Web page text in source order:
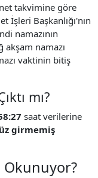
takvimine göre
İşleri Başkanlığı'nın
namazının
akşam namazı
vaktinin bitiş
mı?
saat verilerine
girmemiş
Okunuyor?